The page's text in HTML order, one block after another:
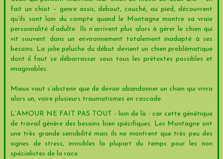
fait un chiot – genre assis, debout, couché, au pied, découvrent
qu’ils sont loin du compte quand le Montagne montre sa vraie
personnalité d’adulte. Ils n’arrivent plus alors à gérer le chien qui
vit souvent dans un environnement totalement inadapté à ses
besoins. La jolie peluche du début devient un chien problématique
dont il faut se débarrasser sous tous les prétextes possibles et
imaginables.
Mieux vaut s’abstenir que de devoir abandonner un chien qui vivra
alors un, voire plusieurs traumatismes en cascade.
L’AMOUR NE FAIT PAS TOUT - loin de là - car cette génétique
de travail génère des besoins bien spécifiques. Les Montagne ont
une très grande sensibilité mais ils ne montrent que très peu des
signes de stress, invisibles la plupart du temps pour les non
spécialistes de la race.